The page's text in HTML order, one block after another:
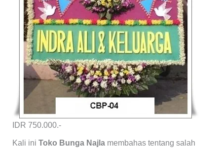
IDR 750.000.-
Kali ini Toko Bunga Najlamembahas tentang salah